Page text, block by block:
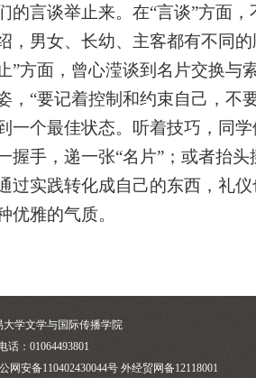
的言谈举止来。在“言谈”方面
，男女、长幼、主客都有不同
”方面，曾心滢谈到名片交换与
，“要记着控制和约束自己，不
一个最佳状态。听着技巧，同
握手，递一张“名片”；或者抬
过实践转化成自己的东西，礼
优雅的气质。
学文学与国际传播学院
话：01064493801
安备110402430044号 外经贸网备12118001